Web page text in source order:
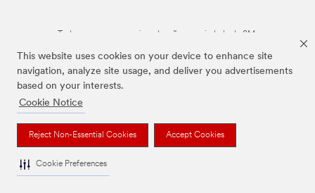
This website uses cookies on your device to enhance site
navigation, analyze site usage, and deliver you advertisements
based on your interests.
Cookie Notice
Reject Non-Essential Cookies Accept Cookies
Cookie Preferences
Todas as marcas mencionadas são propriedade da 3M.